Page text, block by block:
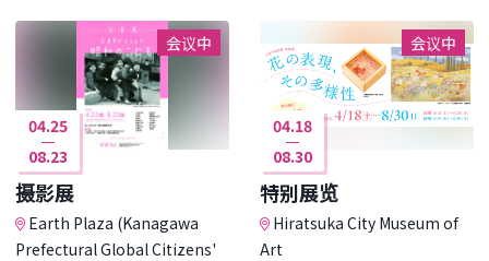
会议中
04.25
08.23
摄影展
Earth Plaza (Kanagawa
Prefectural Global Citizens'
会议中
04.18
08.30
特别展览
Hiratsuka City Museum of
Art